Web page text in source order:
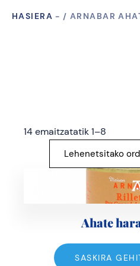
HASIERA - ARNABAR
14 emaitzatatik 1–8
Ahate
SASKIRA